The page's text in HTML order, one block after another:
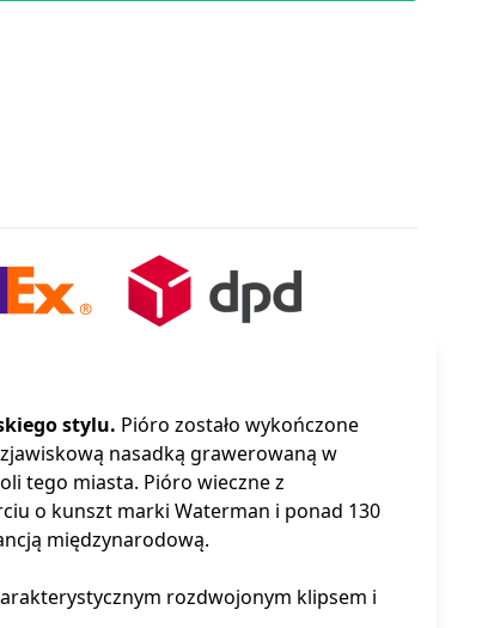
stylu. Pióro zostało wykończone
nasadką grawerowaną w
tego miasta. Pióro wieczne z
o kunszt marki Waterman i ponad 130
międzynarodową.
rozdwojonym klipsem i